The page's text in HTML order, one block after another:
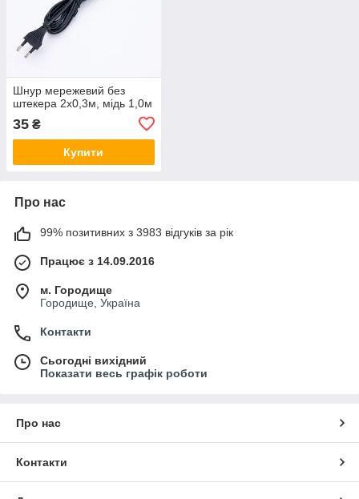
Шнур мережевий без
штекера 2x0,3м, мідь 1,0м
35 ₴
Купити
Про нас
99% позитивних з 3983 відгуків за рік
Працює з 14.09.2016
м. Городище
Городище, Україна
Контакти
Сьогодні вихідний
Показати весь графік роботи
Про нас
Контакти